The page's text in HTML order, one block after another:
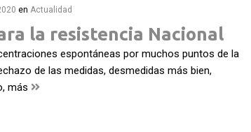
en Actualidad
la resistencia Nacional
espontáneas por muchos puntos de la
de las medidas, desmedidas más bien,
más